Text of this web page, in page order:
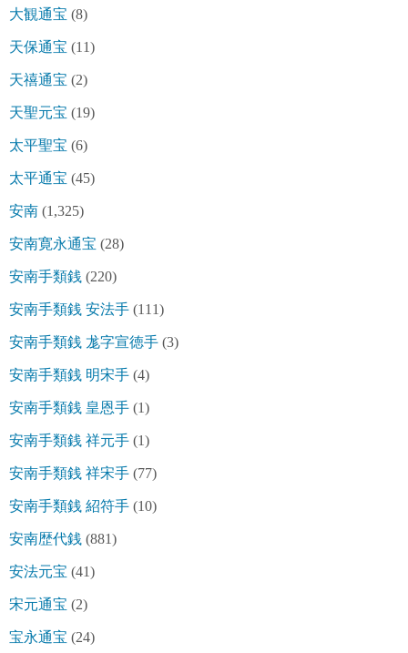
大観通宝 (8)
天保通宝 (11)
天禧通宝 (2)
天聖元宝 (19)
太平聖宝 (6)
太平通宝 (45)
安南 (1,325)
安南寛永通宝 (28)
安南手類銭 (220)
安南手類銭 安法手 (111)
安南手類銭 尨字宣徳手 (3)
安南手類銭 明宋手 (4)
安南手類銭 皇恩手 (1)
安南手類銭 祥元手 (1)
安南手類銭 祥宋手 (77)
安南手類銭 紹符手 (10)
安南歴代銭 (881)
安法元宝 (41)
宋元通宝 (2)
宝永通宝 (24)